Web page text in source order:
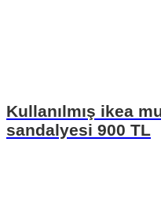
Kullanılmış ikea
sandalyesi 900 TL